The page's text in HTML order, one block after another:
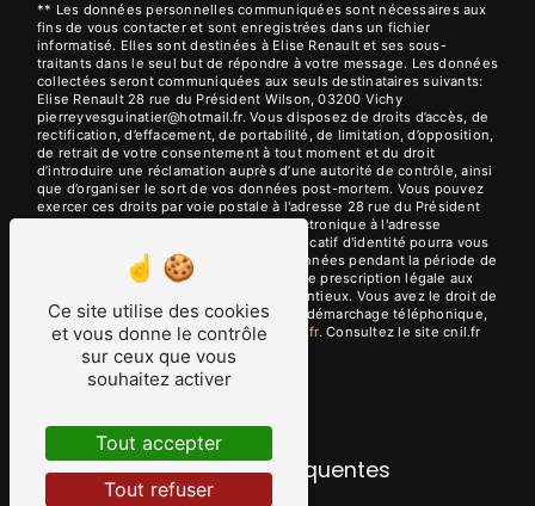
** Les données personnelles communiquées sont nécessaires aux
fins de vous contacter et sont enregistrées dans un fichier
informatisé. Elles sont destinées à Elise Renault et ses sous-
traitants dans le seul but de répondre à votre message. Les données
collectées seront communiquées aux seuls destinataires suivants:
Elise Renault 28 rue du Président Wilson, 03200 Vichy
pierreyvesguinatier@hotmail.fr. Vous disposez de droits d’accès, de
rectification, d’effacement, de portabilité, de limitation, d’opposition,
de retrait de votre consentement à tout moment et du droit
d’introduire une réclamation auprès d’une autorité de contrôle, ainsi
que d’organiser le sort de vos données post-mortem. Vous pouvez
exercer ces droits par voie postale à l'adresse 28 rue du Président
Wilson, 03200 Vichy ou par courrier électronique à l'adresse
pierreyvesguinatier@hotmail.fr. Un justificatif d'identité pourra vous
être demandé. Nous conservons vos données pendant la période de
prise de contact puis pendant la durée de prescription légale aux
fins probatoires et de gestion des contentieux. Vous avez le droit de
vous inscrire sur la liste d'opposition au démarchage téléphonique,
disponible à cette adresse: Bloctel.gouv.fr. Consultez le site cnil.fr
pour plus d’informations sur vos droits.
Recherches fréquentes
Ce site utilise des cookies
et vous donne le contrôle
sur ceux que vous
souhaitez activer
Tout accepter
Tout refuser